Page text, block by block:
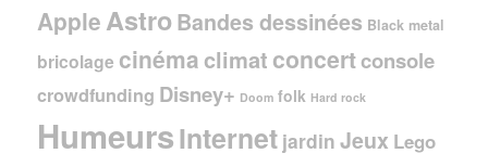
Apple AstroBandes dessinées Black metal
bricolage cinéma climat concertconsole
crowdfunding Disney+ Doom folk Hard rock
HumeursInternet jardin Jeux Lego